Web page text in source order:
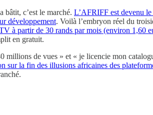
bâtit, c’est le marché. L’AFRIFF est devenu
développement. Voilà l’embryon réel du
à partir de 30 rands par mois (environ 1,60
en gratuit.
millions de vues » et « je licencie mon
sur la fin des illusions africaines des